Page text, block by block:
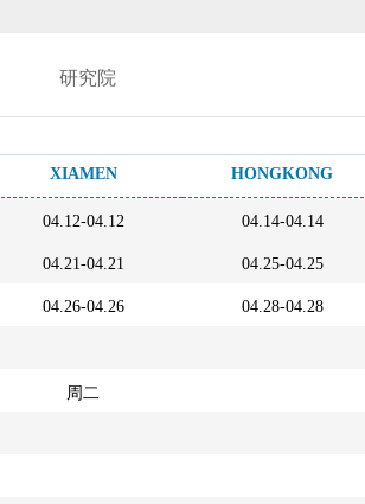
研究院
XIAMEN HONGKONG
04.12-04.12 04.14-04.14
04.21-04.21 04.25-04.25
04.26-04.26 04.28-04.28
周二